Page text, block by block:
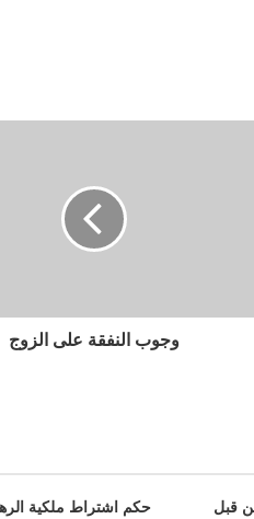
وجوب النفقة على الزوج
قبل
حكم اشتراط ملكية